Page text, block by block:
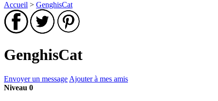
Accueil > GenghisCat
GenghisCat
Envoyer un message Ajouter à mes amis
Niveau 0